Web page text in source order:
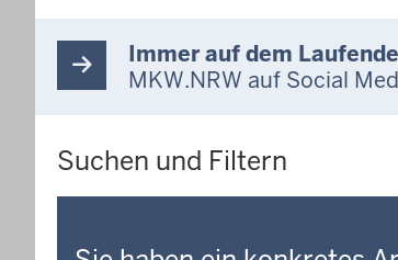
Immer auf dem
MKW.NRW auf Social
Suchen und Filtern